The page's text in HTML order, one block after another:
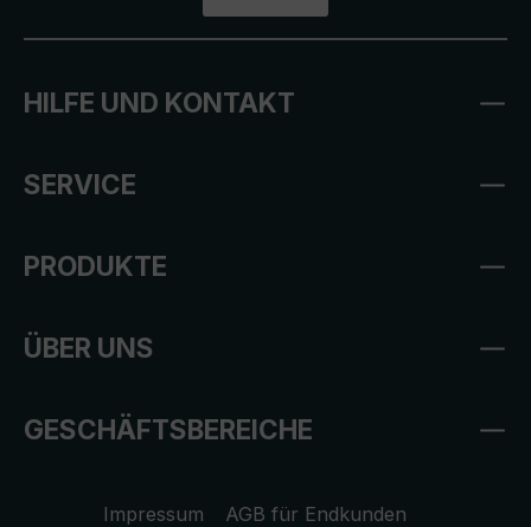
HILFE UND KONTAKT
SERVICE
PRODUKTE
ÜBER UNS
GESCHÄFTSBEREICHE
Impressum
AGB für Endkunden